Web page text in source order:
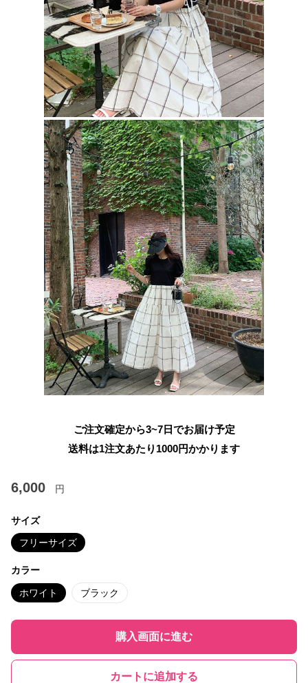
ご注文確定から3~7日でお届け予定
送料は1注文あたり 1000円かかります
6,000 円
サイズ
フリーサイズ
カラー
ホワイト ブラック
購入画面に進む
カートに追加する